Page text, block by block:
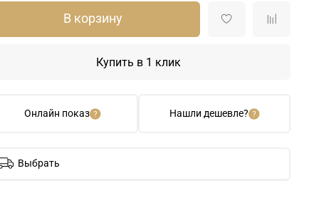
Онлайн показ Нашли дешевле?
В корзину
Купить в 1 клик
Выбрать